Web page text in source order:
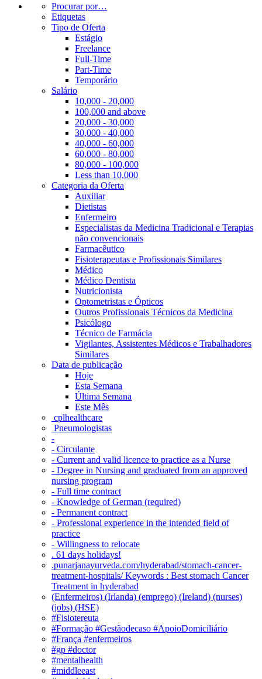
Procurar por…
Etiquetas
Tipo de Oferta
Estágio
Freelance
Full-Time
Part-Time
Temporário
Salário
10,000 - 20,000
100,000 and above
20,000 - 30,000
30,000 - 40,000
40,000 - 60,000
60,000 - 80,000
80,000 - 100,000
Less than 10,000
Categoria da Oferta
Auxiliar
Dietistas
Enfermeiro
Especialistas da Medicina Tradicional e Terapias
não convencionais
Farmacêutico
Fisioterapeutas e Profissionais Similares
Médico
Médico Dentista
Nutricionista
Optometristas e Ópticos
Outros Profissionais Técnicos da Medicina
Psicólogo
Técnico de Farmácia
Vigilantes, Assistentes Médicos e Trabalhadores
Similares
Data de publicação
Hoje
Esta Semana
Última Semana
Este Mês
‎ cplhealthcare‬
Pneumologistas
-
- Circulante
- Current and valid licence to practice as a Nurse
- Degree in Nursing and graduated from an approved
nursing program
- Full time contract
- Knowledge of German (required)
- Permanent contract
- Professional experience in the intended field of
practice
- Willingness to relocate
. 61 days holidays!
.punarjanayurveda.com/hyderabad/stomach-cancer-
treatment-hospitals/ Keywords : Best stomach Cancer
Treatment in hyderabad
(Enfermeiros) (Irlanda) (emprego) (Ireland) (nurses)
(jobs) (HSE)
#Fisiotereuta
#Formação #Gestãodecaso #ApoioDomiciliário
#França #enfermeiros
#gp #doctor
#mentalhealth
#middleeast